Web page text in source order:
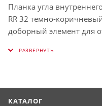
Планка угла
RR 32 темно-
доборный элемент для
предотвращает
КАТАЛОГ